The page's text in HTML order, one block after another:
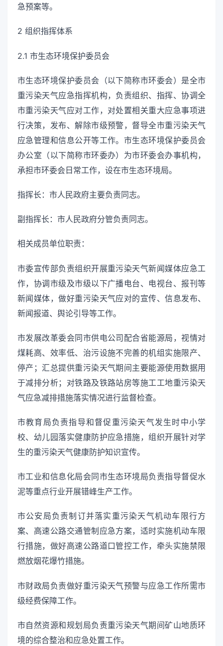
急预案等。
2 组织指挥体系
2.1 市生态环境保护委员会
市生态环境保护委员会（以下简称市环委会）是全市
重污染天气应急指挥机构，负责组织、指挥、协调全
市重污染天气应对工作，对处置相关重大应急事项进
行决策，发布、解除市级预警，督导全市重污染天气
应急管理和信息公开等工作。市生态环境保护委员会
办公室（以下简称市环委办）为市环委会办事机构，
承担市环委会日常工作，设在市生态环境局。
指挥长：市人民政府主要负责同志。
副指挥长：市人民政府分管负责同志。
相关成员单位职责：
市委宣传部负责组织开展重污染天气新闻媒体应急工
作，协调市级及市级以下广播电台、电视台、报刊等
新闻媒体，做好重污染天气应对的宣传、信息发布、
新闻报道、舆论引导等工作。
市发展改革委会同市供电公司配合省能源局，视情对
煤耗高、效率低、治污设施不完善的机组实施限产、
停产；汇总提供重污染天气期间主要能源使用数据用
于减排分析；对铁路及铁路站房等施工工地重污染天
气应急减排措施落实情况进行监督检查。
市教育局负责指导和督促重污染天气发生时中小学
校、幼儿园落实健康防护应急措施，组织开展针对学
生的重污染天气健康防护知识宣传。
市工业和信息化局会同市生态环境局负责指导督促水
泥等重点行业开展错峰生产工作。
市公安局负责制订并落实重污染天气机动车限行方
案、高速公路交通管制应急方案，适时实施机动车限
行措施，做好高速公路道口管控工作，牵头实施禁限
燃放烟花爆竹措施。
市财政局负责做好重污染天气预警与应急工作所需市
级经费保障工作。
市自然资源和规划局负责重污染天气期间矿山地质环
境的综合整治和应急处置工作。